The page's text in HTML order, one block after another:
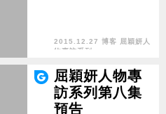
2015.12.27 博客 屈穎妍人
物專訪系列
屈穎妍人物專
訪系列第八集
預告